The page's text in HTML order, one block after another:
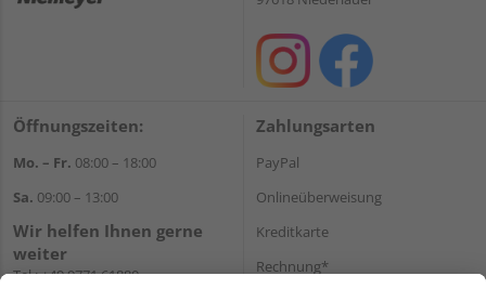
Öffnungszeiten:
Mo. – Fr. 08:00 – 18:00
Sa. 09:00 – 13:00
Wir helfen Ihnen gerne
weiter
Tel.:+49 9771 61880
Zahlungsarten
PayPal
Onlineüberweisung
Kreditkarte
Rechnung*